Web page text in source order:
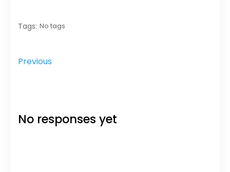
Tags: No tags
Previous
No responses yet